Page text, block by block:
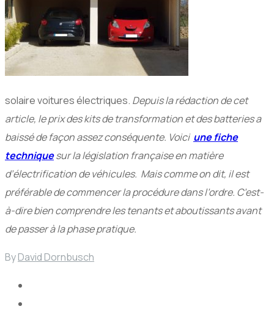
solaire voitures électriques. Depuis la rédaction de cet
article, le prix des kits de transformation et des batteries a
baissé de façon assez conséquente. Voici une fiche
techniquesur la législation française en matière
d’électrification de véhicules. Mais comme on dit, il est
préférable de commencer la procédure dans l’ordre. C’est-
à-dire bien comprendre les tenants et aboutissants avant
de passer à la phase pratique.
ByDavid Dornbusch